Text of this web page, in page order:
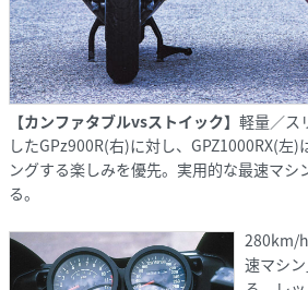
【カンファタブルvsストイック】 軽量／ス
したGPz900R(右)に対し、GPZ1000RX(左)
ングする楽しみを優先。実用的な最速マシ
る。
280km/
速マシ